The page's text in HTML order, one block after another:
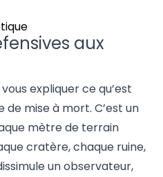
aux
expliquer ce qu’est
de mise à mort. C’est un
mètre de terrain
cratère, chaque ruine,
un observateur,